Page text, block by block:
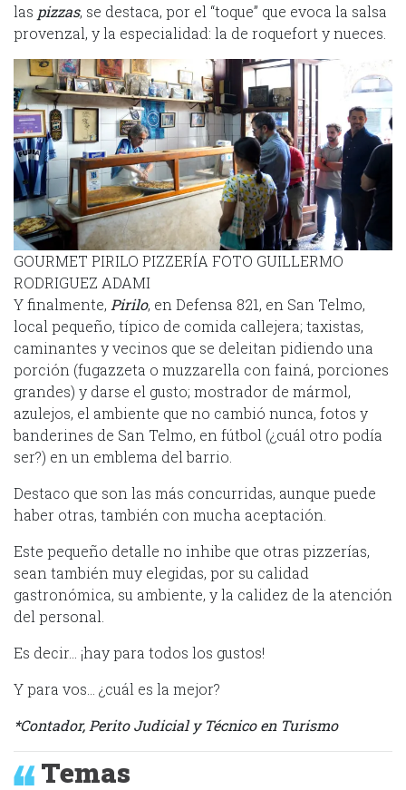
las pizzas, se destaca, por el “toque” que evoca la salsa
provenzal, y la especialidad: la de roquefort y nueces.
GOURMET PIRILO PIZZERÍA FOTO GUILLERMO
RODRIGUEZ ADAMI
Y finalmente, Pirilo, en Defensa 821, en San Telmo,
local pequeño, típico de comida callejera; taxistas,
caminantes y vecinos que se deleitan pidiendo una
porción (fugazzeta o muzzarella con fainá, porciones
grandes) y darse el gusto; mostrador de mármol,
azulejos, el ambiente que no cambió nunca, fotos y
banderines de San Telmo, en fútbol (¿cuál otro podía
ser?) en un emblema del barrio.
Destaco que son las más concurridas, aunque puede
haber otras, también con mucha aceptación.
Este pequeño detalle no inhibe que otras pizzerías,
sean también muy elegidas, por su calidad
gastronómica, su ambiente, y la calidez de la atención
del personal.
Es decir… ¡hay para todos los gustos!
Y para vos… ¿cuál es la mejor?
*Contador, Perito Judicial y Técnico en Turismo
Temas